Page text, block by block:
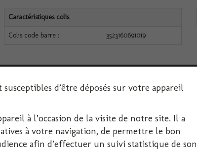
Caractéristiques colis
Colis code barre : 3523160691019
SERVICE CLIENT
Décoration-Fête.com, FIRPLAST
d’être déposés sur votre appareil
à l’occasion de la visite de notre site. Il a
à votre navigation, de permettre le bon
afin d’effectuer un suivi statistique de son